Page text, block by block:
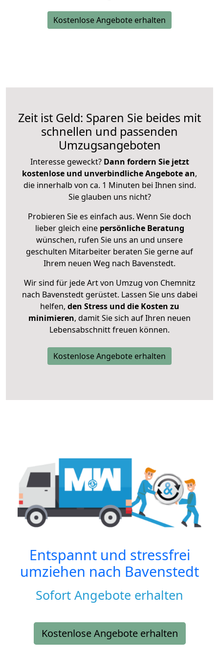
Kostenlose Angebote erhalten
Zeit ist Geld: Sparen Sie beides mit
schnellen und passenden
Umzugsangeboten
Interesse geweckt? Dann fordern Sie jetzt
kostenlose und unverbindliche Angebote an,
die innerhalb von ca. 1 Minuten bei Ihnen sind.
Sie glauben uns nicht?
Probieren Sie es einfach aus. Wenn Sie doch
lieber gleich eine persönliche Beratung
wünschen, rufen Sie uns an und unsere
geschulten Mitarbeiter beraten Sie gerne auf
Ihrem neuen Weg nach Bavenstedt.
Wir sind für jede Art von Umzug von Chemnitz
nach Bavenstedt gerüstet. Lassen Sie uns dabei
helfen, den Stress und die Kosten zu
minimieren, damit Sie sich auf Ihren neuen
Lebensabschnitt freuen können.
Kostenlose Angebote erhalten
Entspannt und stressfrei
umziehen nach Bavenstedt
Sofort Angebote erhalten
Kostenlose Angebote erhalten